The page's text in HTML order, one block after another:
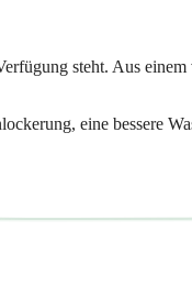
steht. Aus einem
eine bessere